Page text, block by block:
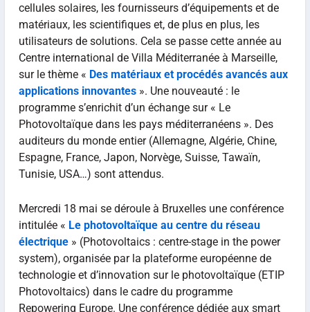
cellules solaires, les fournisseurs d’équipements et de
matériaux, les scientifiques et, de plus en plus, les
utilisateurs de solutions. Cela se passe cette année au
Centre international de Villa Méditerranée à Marseille,
sur le thème « Des matériaux et procédés avancés aux
applications innovantes». Une nouveauté : le
programme s’enrichit d’un échange sur « Le
Photovoltaïque dans les pays méditerranéens ». Des
auditeurs du monde entier (Allemagne, Algérie, Chine,
Espagne, France, Japon, Norvège, Suisse, Tawaïn,
Tunisie, USA…) sont attendus.
Mercredi 18 mai se déroule à Bruxelles une conférence
intitulée « Le photovoltaïque au centre du réseau
électrique» (Photovoltaics : centre-stage in the power
system), organisée par la plateforme européenne de
technologie et d’innovation sur le photovoltaïque (ETIP
Photovoltaics) dans le cadre du programme
Repowering Europe. Une conférence dédiée aux smart